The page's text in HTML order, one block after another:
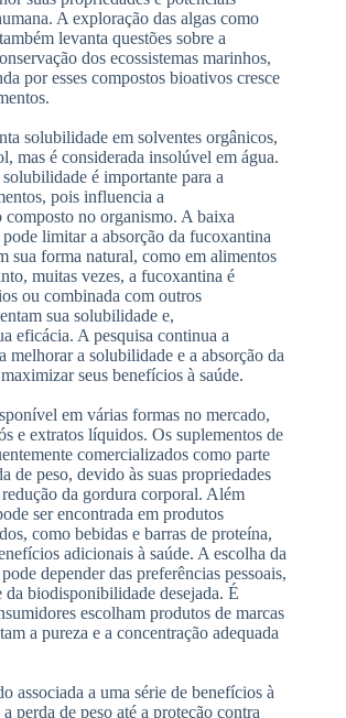
A exploração das algas como
levanta questões sobre a
dos ecossistemas marinhos,
por esses compostos bioativos cresce
solubilidade em solventes orgânicos,
mas é considerada insolúvel em água.
é importante para a
pois influencia a
no organismo. A baixa
limitar a absorção da fucoxantina
sua forma natural, como em alimentos
muitas vezes, a fucoxantina é
ou combinada com outros
sua solubilidade e,
eficácia. A pesquisa continua a
melhorar a solubilidade e a absorção da
seus benefícios à saúde.
em várias formas no mercado,
e extratos líquidos. Os suplementos de
comercializados como parte
de peso, devido às suas propriedades
da gordura corporal. Além
ser encontrada em produtos
como bebidas e barras de proteína,
adicionais à saúde. A escolha da
depender das preferências pessoais,
da biodisponibilidade desejada. É
escolham produtos de marcas
a pureza e a concentração adequada
associada a uma série de benefícios à
perda de peso até a proteção contra